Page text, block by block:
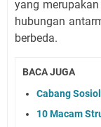
yang
hubungan
berbeda.
BACA JUGA
Cabang
10 Macam